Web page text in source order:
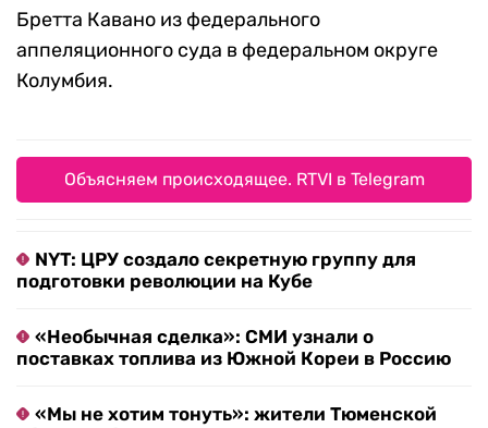
Бретта Кавано из федерального
аппеляционного суда в федеральном округе
Колумбия.
Объясняем происходящее. RTVI в Telegram
NYT: ЦРУ создало секретную группу для
подготовки революции на Кубе
«Необычная сделка»: СМИ узнали о
поставках топлива из Южной Кореи в Россию
«Мы не хотим тонуть»: жители Тюменской